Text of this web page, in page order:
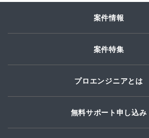
案件情報
案件特集
プロエンジニアとは
無料サポート申し込み